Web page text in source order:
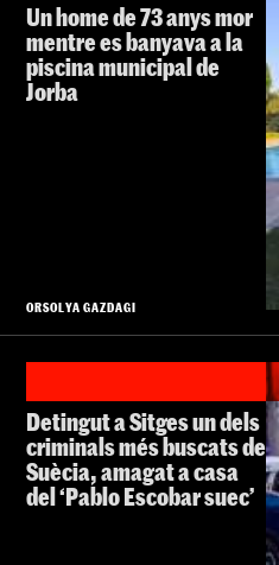
Un home de 73 anys mor
mentre es banyava a la
piscina municipal de
Jorba
ORSOLYA GAZDAGI
Detingut a Sitges un dels
criminals més buscats de
Suècia, amagat a casa
del ‘Pablo Escobar suec’